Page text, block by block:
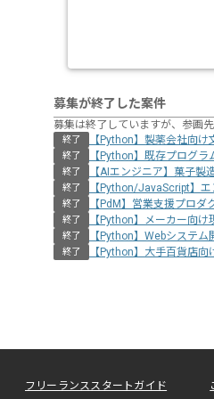
募集が終了した案件
募集は終了していますが、参画
終了 【Python】製薬会社向
終了 【Python】既存プログラ
終了 【AIエンジニア】菓子
終了 【Python/JavaScript】
終了 【PdM】営業支援プロダ
終了 【Python】メーカー向
終了 【Python】Webシステム
終了 【Python】大手百貨店
フリーランススタートガイド